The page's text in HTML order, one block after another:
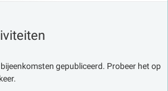
gepubliceerd. Probeer het op